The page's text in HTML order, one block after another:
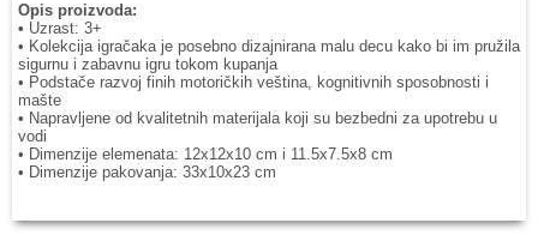
Opis proizvoda:
• Uzrast: 3+
• Kolekcija igračaka je posebno dizajnirana malu decu kako bi im pružila
sigurnu i zabavnu igru tokom kupanja
• Podstače razvoj finih motoričkih veština, kognitivnih sposobnosti i
mašte
• Napravljene od kvalitetnih materijala koji su bezbedni za upotrebu u
vodi
• Dimenzije elemenata: 12x12x10 cm i 11.5x7.5x8 cm
• Dimenzije pakovanja: 33x10x23 cm